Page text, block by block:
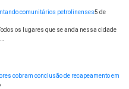
comunitários petrolinenses5 de
os lugares que se anda nessa cidade
cobram conclusão de recapeamento em